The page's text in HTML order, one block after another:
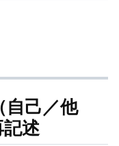
己／他
述